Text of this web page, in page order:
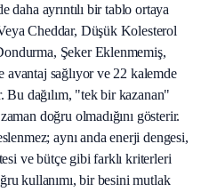
daha ayrıntılı bir tablo ortaya
Cheddar, Düşük Kolesterol
Şeker Eklenmemiş,
sağlıyor ve 22 kalemde
Bu dağılım, "tek bir kazanan"
doğru olmadığını gösterir.
aynı anda enerji dengesi,
ve bütçe gibi farklı kriterleri
kullanımı, bir besini mutlak